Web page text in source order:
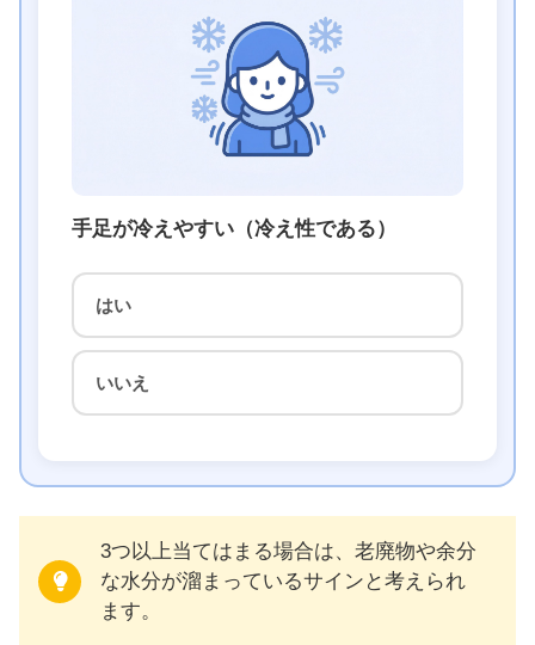
手足が冷えやすい（冷え性である）
はい
いいえ
3つ以上当てはまる場合は、老廃物や余分
な水分が溜まっているサインと考えられ
ます。